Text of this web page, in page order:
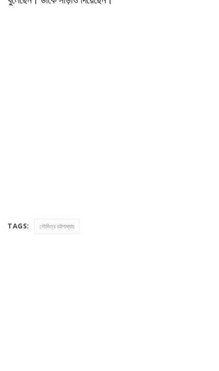
TAGS: সৌমিত্র চট্টপাধ্যায়